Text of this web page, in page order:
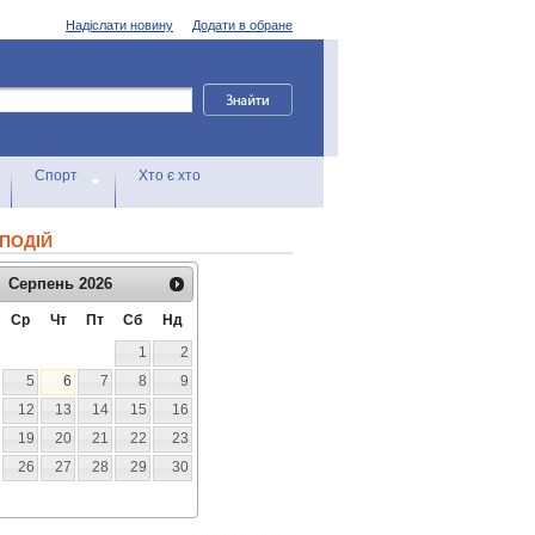
Додати в обране
Надіслати новину
Спорт Хто є хто
Серпень 2026
Ср Чт Пт Сб
Нд
1
2
5 6 7 8
9
12 13 14 15
16
19 20 21 22
23
26 27 28 29
30